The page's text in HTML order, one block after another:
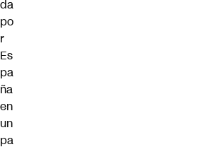
da
po
r
Es
pa
ña
en
un
pa